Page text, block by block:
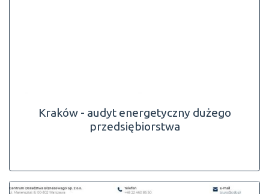
Kraków - audyt energetyczny dużego
przedsiębiorstwa